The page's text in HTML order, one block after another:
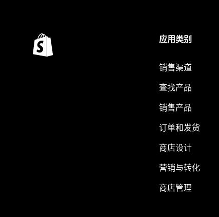
应用类别
销售渠道
查找产品
销售产品
订单和发货
商店设计
营销与转化
商店管理